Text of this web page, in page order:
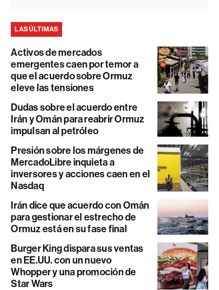
LAS ÚLTIMAS
Activos de mercados
emergentes caen por temor a
que el acuerdo sobre Ormuz
eleve las tensiones
Dudas sobre el acuerdo entre
Irán y Omán para reabrir Ormuz
impulsan al petróleo
Presión sobre los márgenes de
MercadoLibre inquieta a
inversores y acciones caen en el
Nasdaq
Irán dice que acuerdo con Omán
para gestionar el estrecho de
Ormuz está en su fase final
Burger King dispara sus ventas
en EE.UU. con un nuevo
Whopper y una promoción de
Star Wars